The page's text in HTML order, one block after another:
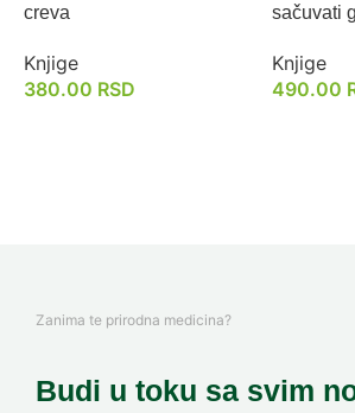
creva
Knjige
380.00 RSD
sačuvati
Knjige
490.00
Zanima te prirodna medicina?
Budi u toku sa svim